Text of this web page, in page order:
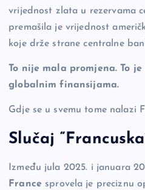
vrijednost zlata u rezervama
premašila je vrijednost
koje drže strane centralne
To nije mala promjena. To
globalnim finansijama.
Gdje se u svemu tome nalazi
Slučaj
Između jula 2025. i januara
Francesprovela je preciznu